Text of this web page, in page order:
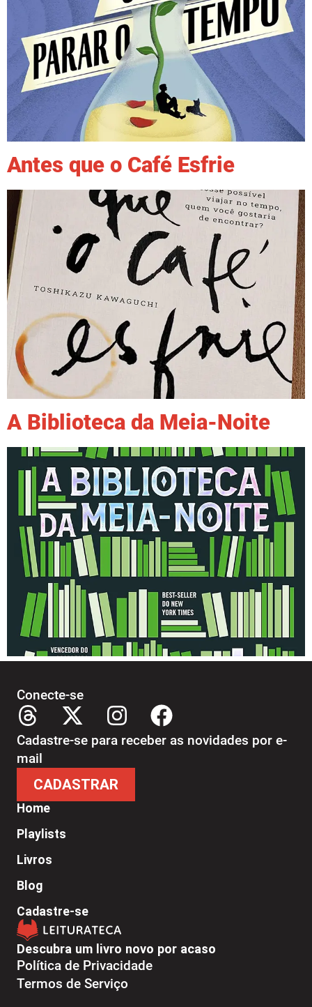
Antes que o Café Esfrie
A Biblioteca da Meia-Noite
Descubra um livro novo por acaso
Política de Privacidade
Termos de Serviço
Home
Playlists
Livros
Blog
Cadastre-se
Conecte-se
Cadastre-se para receber as novidades por e-
mail
CADASTRAR